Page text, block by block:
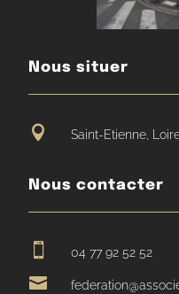
Nous situer
 Saint-Etienne,
Nous contacter
 04 77 92 52 52
